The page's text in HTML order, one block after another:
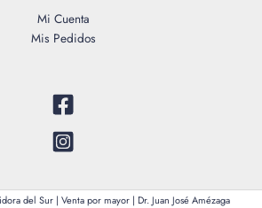
Mi Cuenta
Mis Pedidos
del Sur | Venta por mayor | Dr. Juan José Amézaga